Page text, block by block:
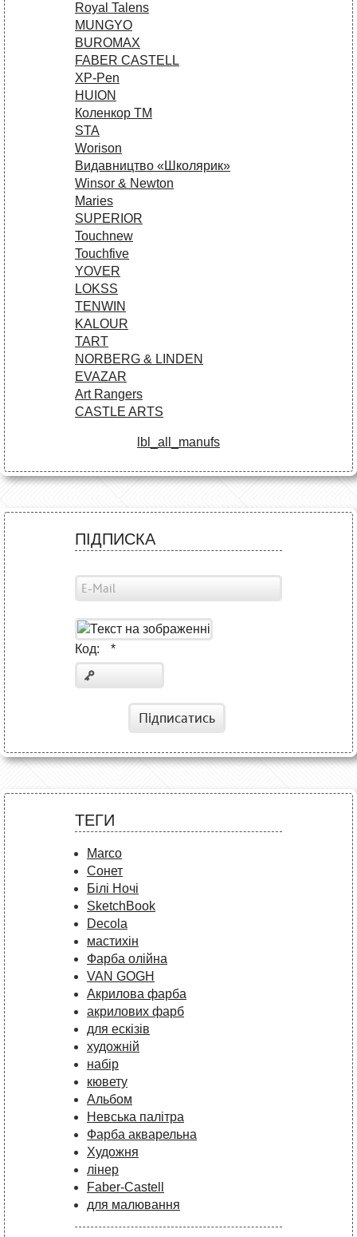
Royal Talens
MUNGYO
BUROMAX
FABER CASTELL
XP-Pen
HUION
Коленкор ТМ
STA
Worison
Видавництво «Школярик»
Winsor & Newton
Maries
SUPERIOR
Touchnew
Touchfive
YOVER
LOKSS
TENWIN
KALOUR
TART
NORBERG & LINDEN
EVAZAR
Art Rangers
CASTLE ARTS
lbl_all_manufs
ПІДПИСКА
Код: *
Підписатись
ТЕГИ
Marco
Сонет
Білі Ночі
SketchBook
Decola
мастихін
Фарба олійна
VAN GOGH
Акрилова фарба
акрилових фарб
для ескізів
художній
набір
кювету
Альбом
Невська палітра
Фарба акварельна
Художня
лінер
Faber-Castell
для малювання